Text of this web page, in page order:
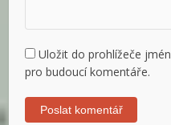
Uložit do prohlížeče
pro budoucí komentáře.